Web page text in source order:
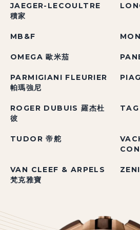
JAEGER-LECOULTRE
積家
MB&F
OMEGA 歐米茄
PARMIGIANI FLEURIER
帕瑪強尼
ROGER DUBUIS 羅杰杜
彼
TAG
TUDOR 帝舵
VAN CLEEF & ARPELS
梵克雅寶